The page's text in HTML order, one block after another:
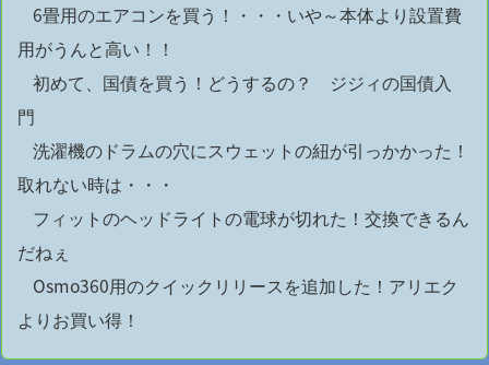
6畳用のエアコンを買う！・・・いや～本体より設置費
用がうんと高い！！
初めて、国債を買う！どうするの？ ジジィの国債入
門
洗濯機のドラムの穴にスウェットの紐が引っかかった！
取れない時は・・・
フィットのヘッドライトの電球が切れた！交換できるん
だねぇ
Osmo360用のクイックリリースを追加した！アリエク
よりお買い得！